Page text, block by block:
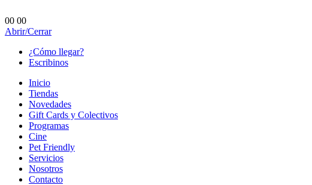
00 00
Abrir/Cerrar
¿Cómo llegar?
Escribinos
Inicio
Tiendas
Novedades
Gift Cards y Colectivos
Programas
Cine
Pet Friendly
Servicios
Nosotros
Contacto